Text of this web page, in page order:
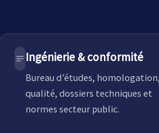
Ingénierie & conformité
Bureau d’études, homologation,
qualité, dossiers techniques et
normes secteur public.